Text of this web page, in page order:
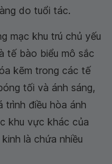
do tuổi tác.
mạc khu trú chủ yếu
tế bào biểu mô sắc
kẽm trong các tế
tối và ánh sáng,
trình điều hòa ánh
khu vực khác của
là chứa nhiều